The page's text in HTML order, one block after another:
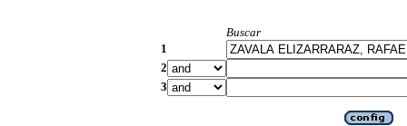
Buscar
1
2
3